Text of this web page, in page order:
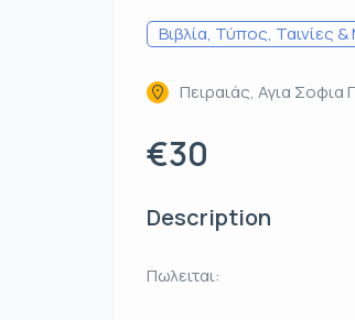
Βιβλία, Τύπος, Ταινίες
Πειραιάς, Αγια Σοφια
€30
Description
Πωλειται: